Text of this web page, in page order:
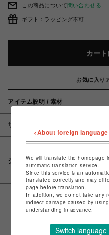
この商品について問い合わせる
ギフト：ラッピング不可
カート
お気に入り
アイテム説明 / 素材
サイズ
シェアする
<About foreign
We will translate the homepage
automatic translation service.
Since this service is an
translated correctly and may
page before translation.
In addition, we do not take any
indirect damage caused by
understanding in advance.
Switch language